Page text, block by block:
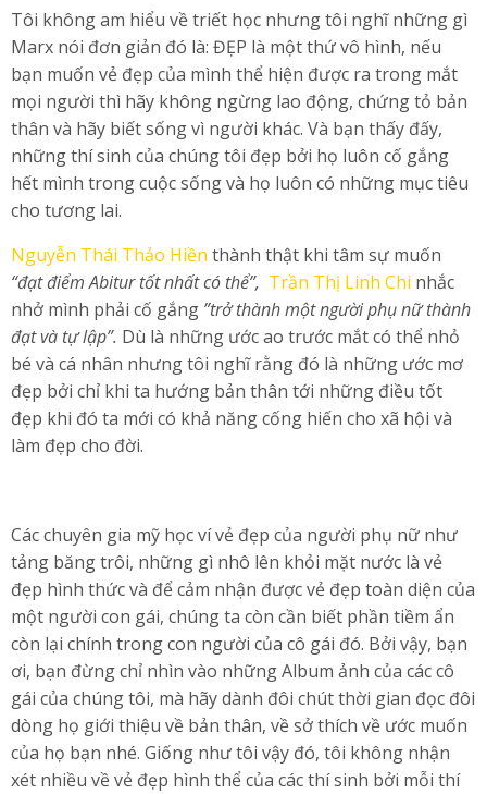
Tôi không am hiểu về triết học nhưng tôi nghĩ những gì
Marx nói đơn giản đó là: ĐẸP là một thứ vô hình, nếu
bạn muốn vẻ đẹp của mình thể hiện được ra trong mắt
mọi người thì hãy không ngừng lao động, chứng tỏ bản
thân và hãy biết sống vì người khác. Và bạn thấy đấy,
những thí sinh của chúng tôi đẹp bởi họ luôn cố gắng
hết mình trong cuộc sống và họ luôn có những mục tiêu
cho tương lai.
Nguyễn Thái Thảo Hiền thành thật khi tâm sự muốn
“đạt điểm Abitur tốt nhất có thể”, Trần Thị Linh Chi nhắc
nhở mình phải cố gắng ”trở thành một người phụ nữ thành
đạt và tự lập”. Dù là những ước ao trước mắt có thể nhỏ
bé và cá nhân nhưng tôi nghĩ rằng đó là những ước mơ
đẹp bởi chỉ khi ta hướng bản thân tới những điều tốt
đẹp khi đó ta mới có khả năng cống hiến cho xã hội và
làm đẹp cho đời.
Các chuyên gia mỹ học ví vẻ đẹp của người phụ nữ như
tảng băng trôi, những gì nhô lên khỏi mặt nước là vẻ
đẹp hình thức và để cảm nhận được vẻ đẹp toàn diện của
một người con gái, chúng ta còn cần biết phần tiềm ẩn
còn lại chính trong con người của cô gái đó. Bởi vậy, bạn
ơi, bạn đừng chỉ nhìn vào những Album ảnh của các cô
gái của chúng tôi, mà hãy dành đôi chút thời gian đọc đôi
dòng họ giới thiệu về bản thân, về sở thích về ước muốn
của họ bạn nhé. Giống như tôi vậy đó, tôi không nhận
xét nhiều về vẻ đẹp hình thể của các thí sinh bởi mỗi thí